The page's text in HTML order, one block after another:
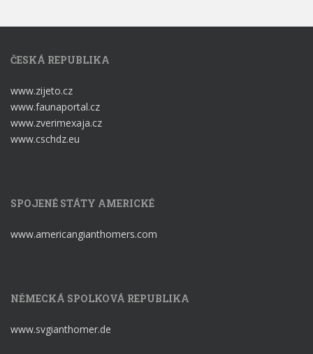
ČESKÁ REPUBLIKA
www.zijeto.cz
www.faunaportal.cz
www.zverimexaja.cz
www.cschdz.eu
SPOJENÉ STÁTY AMERICKÉ
www.americangianthomers.com
NĚMECKÁ SPOLKOVÁ REPUBLIKA
www.svgianthomer.de